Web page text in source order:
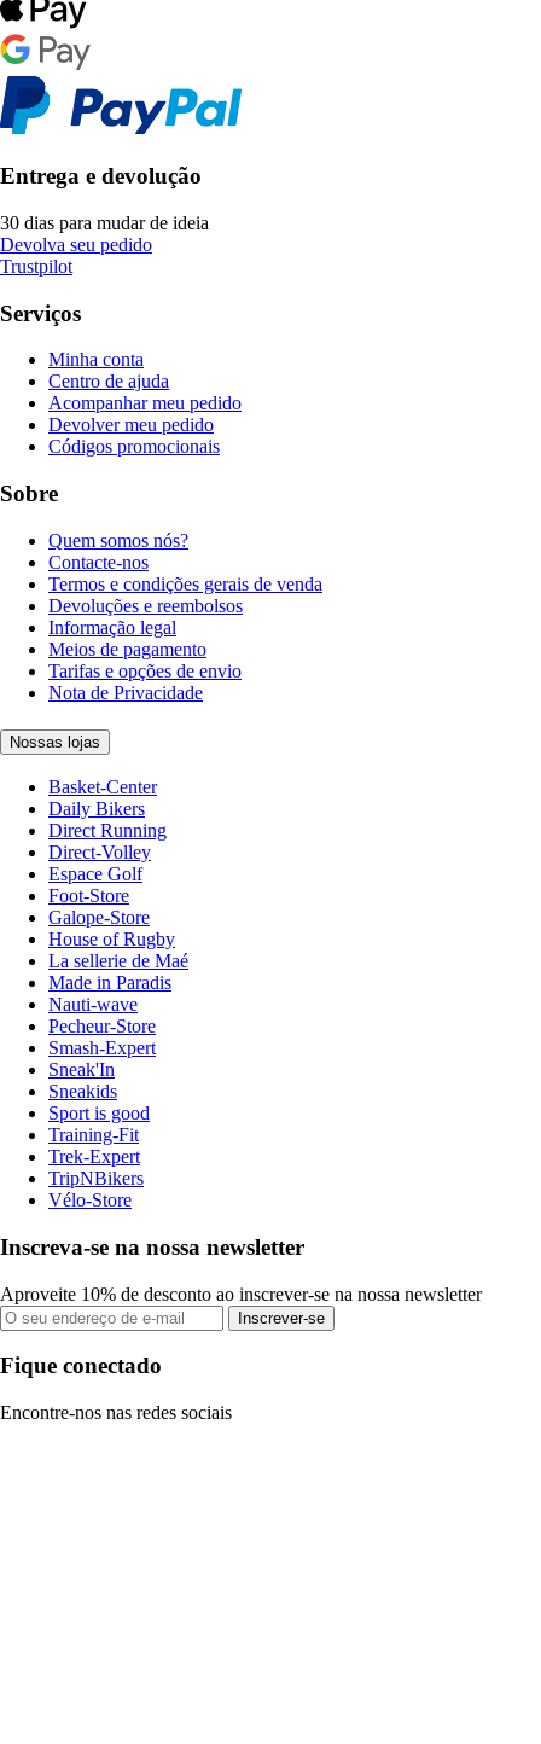
Entrega e devolução
30 dias para mudar de ideia
Devolva seu pedido
Trustpilot
Serviços
Minha conta
Centro de ajuda
Acompanhar meu pedido
Devolver meu pedido
Códigos promocionais
Sobre
Quem somos nós?
Contacte-nos
Termos e condições gerais de venda
Devoluções e reembolsos
Informação legal
Meios de pagamento
Tarifas e opções de envio
Nota de Privacidade
Nossas lojas
Basket-Center
Daily Bikers
Direct Running
Direct-Volley
Espace Golf
Foot-Store
Galope-Store
House of Rugby
La sellerie de Maé
Made in Paradis
Nauti-wave
Pecheur-Store
Smash-Expert
Sneak'In
Sneakids
Sport is good
Training-Fit
Trek-Expert
TripNBikers
Vélo-Store
Inscreva-se na nossa newsletter
Aproveite 10% de desconto ao inscrever-se na nossa newsletter
Inscrever-se
Fique conectado
Encontre-nos nas redes sociais